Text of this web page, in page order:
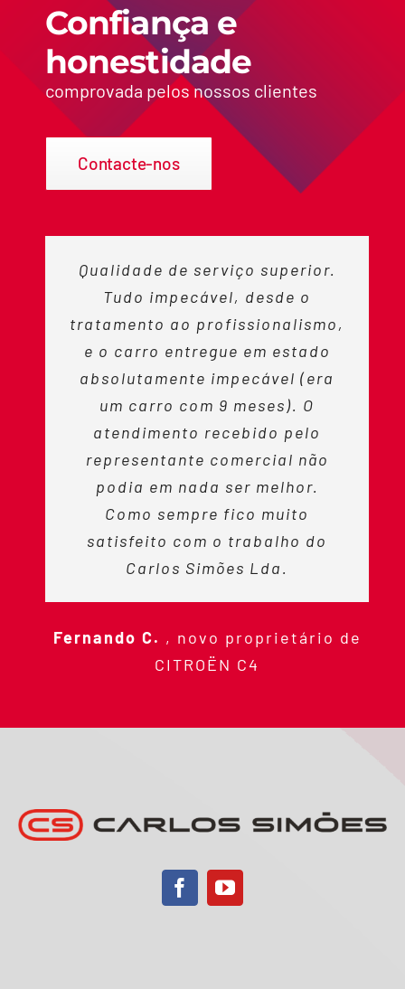
Confiança e
honestidade
comprovada pelos nossos clientes
Contacte-nos
Qualidade de serviço superior.
Tudo impecável, desde o
tratamento ao profissionalismo,
e o carro entregue em estado
absolutamente impecável (era
um carro com 9 meses). O
atendimento recebido pelo
representante comercial não
podia em nada ser melhor.
Como sempre fico muito
satisfeito com o trabalho do
Carlos Simões Lda.
Fernando C. , novo proprietário de
CITROËN C4